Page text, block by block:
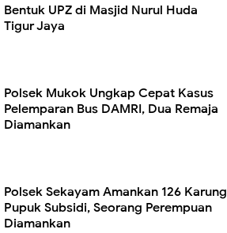
Bentuk UPZ di Masjid Nurul Huda
Tigur Jaya
Polsek Mukok Ungkap Cepat Kasus
Pelemparan Bus DAMRI, Dua Remaja
Diamankan
Polsek Sekayam Amankan 126 Karung
Pupuk Subsidi, Seorang Perempuan
Diamankan